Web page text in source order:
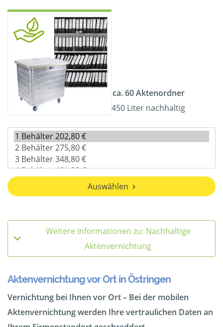
ca. 60 Aktenordner
450 Liter nachhaltig
Auswählen
Weitere Informationen zu: Nachhaltige
Aktenvernichtung
Aktenvernichtung vor Ort in Östringen
Vernichtung bei Ihnen vor Ort – Bei der mobilen
Aktenvernichtung werden Ihre vertraulichen Daten an